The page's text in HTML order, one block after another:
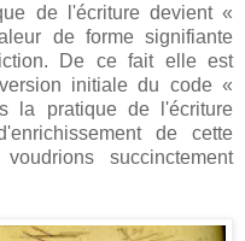
de l'écriture devient «
de forme signifiante
De ce fait elle est
initiale du code «
la pratique de l'écriture
de cette
succinctement